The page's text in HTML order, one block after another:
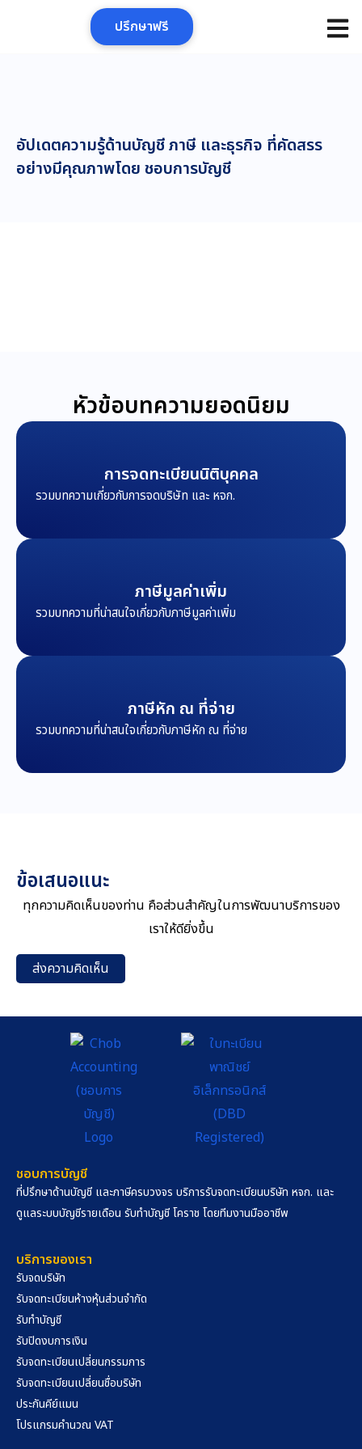
ปรึกษาฟรี
อัปเดตความรู้ด้านบัญชี ภาษี และธุรกิจ ที่คัดสรร
อย่างมีคุณภาพโดย ชอบการบัญชี
หัวข้อบทความยอดนิยม
การจดทะเบียนนิติบุคคล
รวมบทความเกี่ยวกับการจดบริษัท และ หจก.
ภาษีมูลค่าเพิ่ม
รวมบทความที่น่าสนใจเกี่ยวกับภาษีมูลค่าเพิ่ม
ภาษีหัก ณ ที่จ่าย
รวมบทความที่น่าสนใจเกี่ยวกับภาษีหัก ณ ที่จ่าย
ข้อเสนอแนะ
ทุกความคิดเห็นของท่าน คือส่วนสำคัญในการพัฒนาบริการของ
เราให้ดียิ่งขึ้น
ส่งความคิดเห็น
ชอบการบัญชี
ที่ปรึกษาด้านบัญชี และภาษีครบวงจร บริการรับจดทะเบียนบริษัท หจก. และ
ดูแลระบบบัญชีรายเดือน รับทำบัญชี โคราช โดยทีมงานมืออาชีพ
บริการของเรา
รับจดบริษัท
รับจดทะเบียนห้างหุ้นส่วนจำกัด
รับทำบัญชี
รับปิดงบการเงิน
รับจดทะเบียนเปลี่ยนกรรมการ
รับจดทะเบียนเปลี่ยนชื่อบริษัท
ประกันคีย์แมน
โปรแกรมคำนวณ VAT